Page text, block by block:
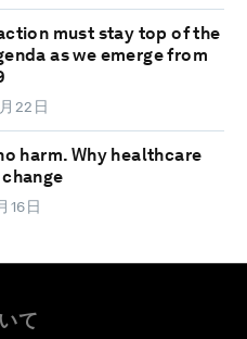
must stay top of the
as we emerge from
22日
harm. Why healthcare
16日
て